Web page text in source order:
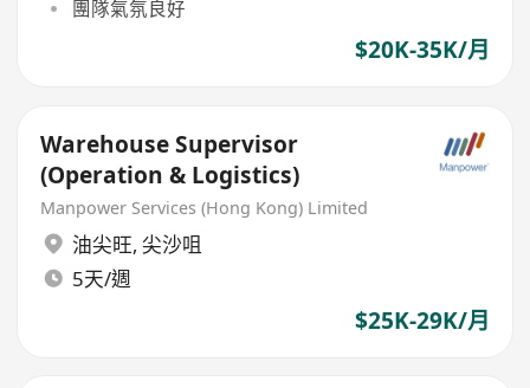
團隊氣氛良好
$20K-35K/月
Warehouse Supervisor
(Operation & Logistics)
Manpower Services (Hong Kong) Limited
油尖旺, 尖沙咀
5天/週
$25K-29K/月